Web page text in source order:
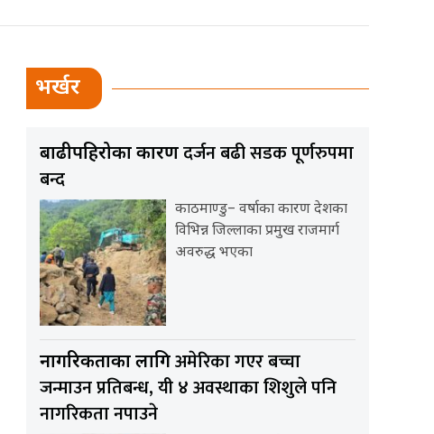
भर्खर
बाढीपहिरोका कारणदर्जन बढी सडक पूर्णरुपमा
बन्द
काठमाण्डु– वर्षाका कारण देशका
विभिन्न जिल्लाका प्रमुख राजमार्ग
अवरुद्ध भएका
नागरिकताका लागिअमेरिका गएर बच्चा
जन्माउन प्रतिबन्ध, यी ४ अवस्थाका शिशुले पनि
नागरिकता नपाउने